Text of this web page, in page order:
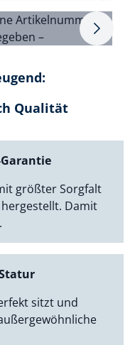
Artikelnummer
–
Pfeil
Qualität
größter Sorgfalt
Damit
sitzt und